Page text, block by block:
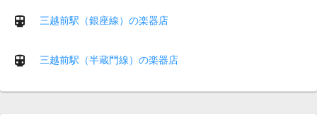
三越前駅（銀座線）の楽器店
三越前駅（半蔵門線）の楽器店